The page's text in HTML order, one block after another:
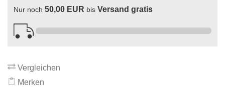
Nur noch 50,00 EUR bis Versand gratis
Vergleichen
Merken